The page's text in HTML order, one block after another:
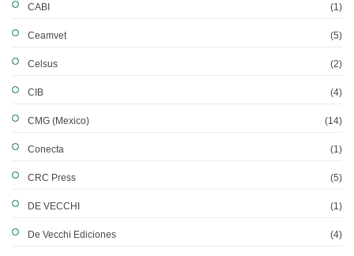
CABI (1)
Ceamvet (5)
Celsus (2)
CIB (4)
CMG (Mexico) (14)
Conecta (1)
CRC Press (5)
DE VECCHI (1)
De Vecchi Ediciones (4)